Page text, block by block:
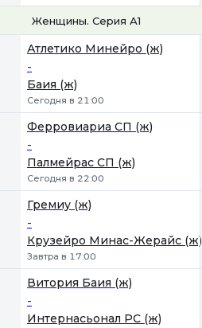
Женщины. Серия А1
Атлетико Минейро (ж)
-
Баия (ж)
Сегодня в 21:00
Ферровиариа СП (ж)
-
Палмейрас СП (ж)
Сегодня в 22:00
Гремиу (ж)
-
Крузейро Минас-Жерайс (ж)
Завтра в 17:00
Витория Баия (ж)
-
Интернасьонал РС (ж)